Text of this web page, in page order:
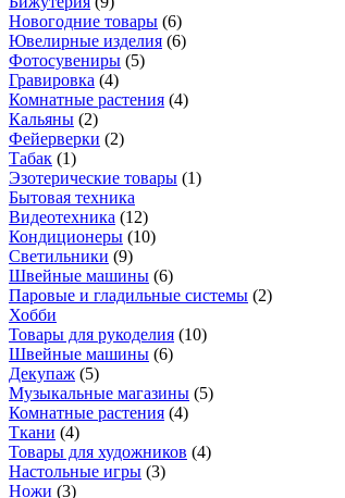
Новогодние товары (6)
Ювелирные изделия (6)
Фотосувениры (5)
Гравировка (4)
Комнатные растения (4)
Кальяны (2)
Фейерверки (2)
Табак (1)
Эзотерические товары (1)
Бытовая техника
Видеотехника (12)
Кондиционеры (10)
Светильники (9)
Швейные машины (6)
Паровые и гладильные системы (2)
Хобби
Товары для рукоделия (10)
Швейные машины (6)
Декупаж (5)
Музыкальные магазины (5)
Комнатные растения (4)
Ткани (4)
Товары для художников (4)
Настольные игры (3)
Ножи (3)